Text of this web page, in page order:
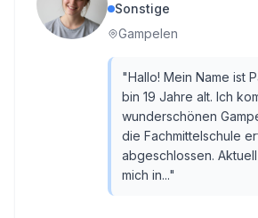
Sonstige
Gampelen
"Hallo! Mein Name ist
bin 19 Jahre alt. Ich
wunderschönen
die Fachmittelschule
abgeschlossen.
mich in..."